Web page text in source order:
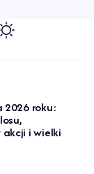
2026 roku:
i wielki